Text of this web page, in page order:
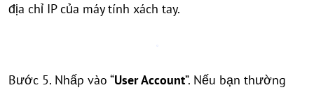
địa chỉ IP của máy tính xách tay.
Bước 5. Nhấp vào “User Account”. Nếu bạn thường